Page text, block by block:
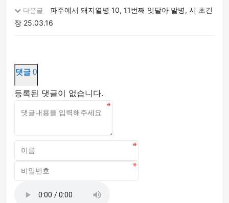
다음글
파주에서 돼지열병 10, 11번째 잇달아 발병, 시 초긴
장 25.03.16
댓글 0
등록된 댓글이 없습니다.